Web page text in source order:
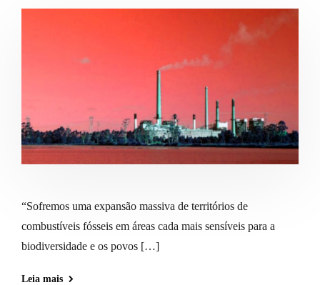
“Sofremos uma expansão massiva de territórios de
combustíveis fósseis em áreas cada mais sensíveis para a
biodiversidade e os povos […]
Leia mais